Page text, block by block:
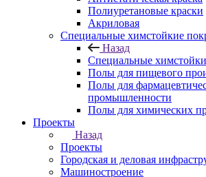
Полиуретановые краски
Акриловая
Специальные химстойкие
Назад
Специальные
Полы для пищевого
Полы для
промышленности
Полы для химических
Проекты
Назад
Проекты
Городская и деловая
Машиностроение